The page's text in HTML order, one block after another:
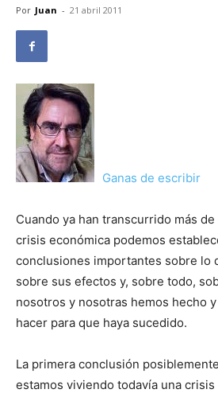
Por Juan - 21 abril 2011
Ganas de escribir
Cuando ya han transcurrido más
crisis económica podemos
conclusiones importantes sobre lo
sobre sus efectos y, sobre todo,
nosotros y nosotras hemos hecho
hacer para que haya sucedido.
La primera conclusión
estamos viviendo todavía una